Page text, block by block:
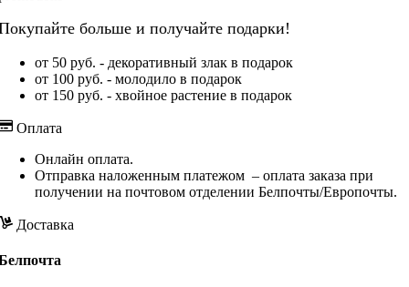
больше и получайте подарки!
от 50 руб. - декоративный злак в подарок
от 100 руб. - молодило в подарок
от 150 руб. - хвойное растение в подарок
Оплата
Онлайн оплата.
Отправка наложенным платежом – оплата заказа при
получении на почтовом отделении Белпочты/Европочты.
Доставка